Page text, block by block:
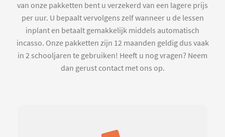
van onze pakketten bent u verzekerd van een lagere prijs
per uur. U bepaalt vervolgens zelf wanneer u de lessen
inplant en betaalt gemakkelijk middels automatisch
incasso. Onze pakketten zijn 12 maanden geldig dus vaak
in 2 schooljaren te gebruiken! Heeft u nog vragen? Neem
dan gerust contact met ons op.